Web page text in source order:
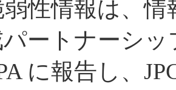
弱性情報は、
ートナーシ
に報告し、